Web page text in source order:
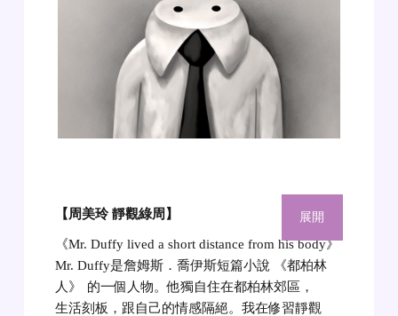
【周美玲 靜觀綠周】
《Mr. Duffy lived a short distance from his body》
Mr. Duffy是詹姆斯．喬伊斯短篇小說 《都柏林
人》
的一個人物。他獨自住在都柏林郊區，
生活刻板，跟自己的情感隔絕。我在修習靜觀
展開